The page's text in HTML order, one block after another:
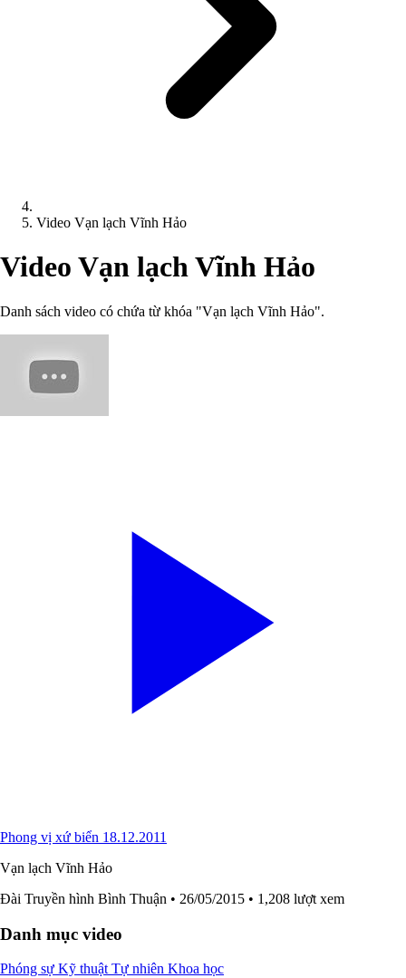
Video Vạn lạch Vĩnh Hảo
Video Vạn lạch Vĩnh Hảo
Danh sách video có chứa từ khóa "Vạn lạch Vĩnh Hảo".
Phong vị xứ biển 18.12.2011
Vạn lạch Vĩnh Hảo
Đài Truyền hình Bình Thuận • 26/05/2015 • 1,208 lượt xem
Danh mục video
Phóng sự Kỹ thuật Tự nhiên Khoa học